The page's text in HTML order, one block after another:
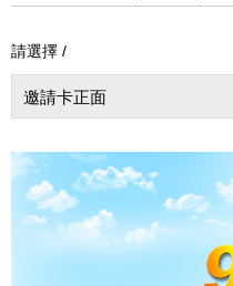
請選擇 /
邀請卡正面